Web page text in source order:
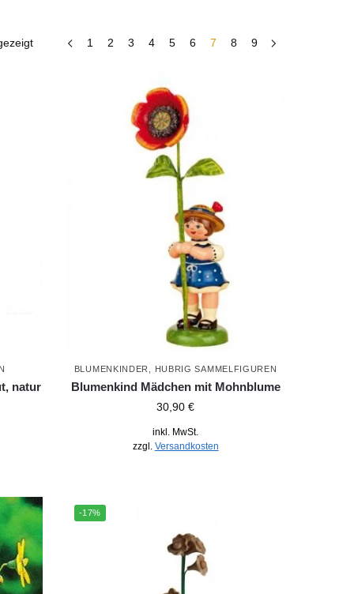
1 2 3 4 5 6 7 8 9
natur
BLUMENKINDER HUBRIG SAMMELFIGUREN
Blumenkind Mädchen mit Mohnblume
30,90€
inkl. MwSt.
zzgl. Versandkosten
-17%